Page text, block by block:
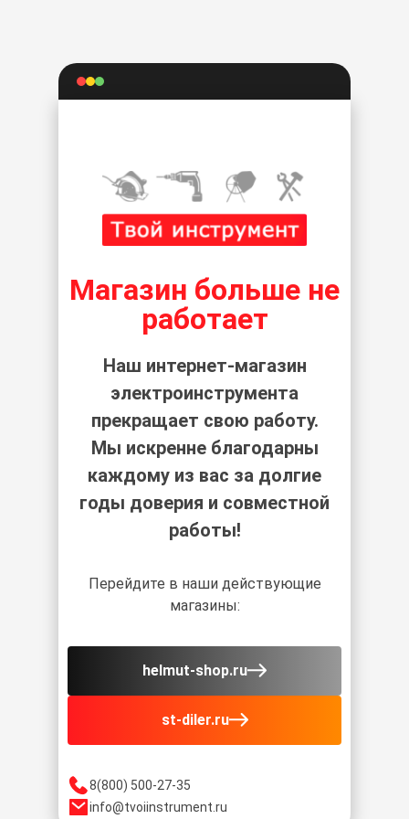
8(800) 500-27-35
info@tvoiinstrument.ru
Магазин больше не
работает
Наш интернет-магазин
электроинструмента
прекращает свою работу.
Мы искренне благодарны
каждому из вас за долгие
годы доверия и совместной
работы!
Перейдите в наши действующие
магазины:
helmut-shop.ru
st-diler.ru